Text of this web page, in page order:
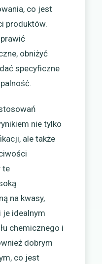
co jest
produktów.
obniżyć
specyficzne
nie tylko
ale także
te
na kwasy,
je idealnym
chemicznego i
dobrym
co jest